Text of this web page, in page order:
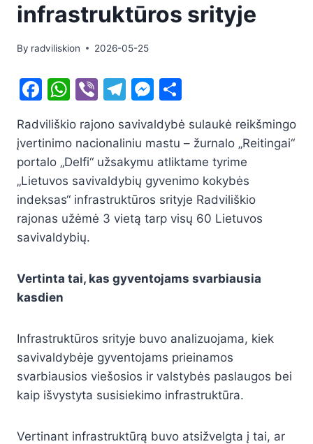
infrastruktūros srityje
By radviliskion 2026-05-25
F
c
e
b
o
o
k
W
at
s
A
p
p
Vi
er
T
e
gr
a
m
M
s
s
e
n
g
ar
e
Radviliškio rajono savivaldybė sulaukė reikšmingo
įvertinimo nacionaliniu mastu – žurnalo „Reitingai“
portalo „Delfi“ užsakymu atliktame tyrime
„Lietuvos savivaldybių gyvenimo kokybės
indeksas“ infrastruktūros srityje Radviliškio
rajonas užėmė 3 vietą tarp visų 60 Lietuvos
savivaldybių.
Vertinta tai, kas gyventojams svarbiausia
kasdien
Infrastruktūros srityje buvo analizuojama, kiek
savivaldybėje gyventojams prieinamos
svarbiausios viešosios ir valstybės paslaugos bei
kaip išvystyta susisiekimo infrastruktūra.
Vertinant infrastruktūrą buvo atsižvelgta į tai, ar